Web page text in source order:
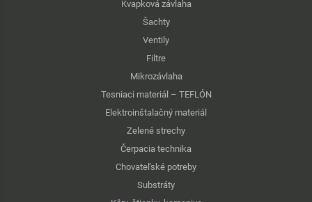
Kvapková závlaha
Šachty
Ventily
Filtre
Mikrozávlaha
Tesniaci materiál – TEFLÓN
Elektroinštalačný materiál
Zelené strechy
Čerpacia technika
Chovateľské potreby
Substráty